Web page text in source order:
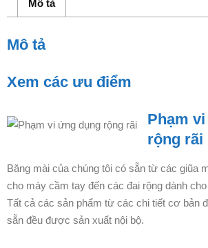
Mô tả
Mô tả
Xem các ưu điểm
Phạm
rộng rãi
Băng mài của chúng tôi có sẵn từ các giũa
cho máy cầm tay đến các đai rộng dành
Tất cả các sản phẩm từ các chi tiết cơ bản
sẵn đều được sản xuất nội bộ.